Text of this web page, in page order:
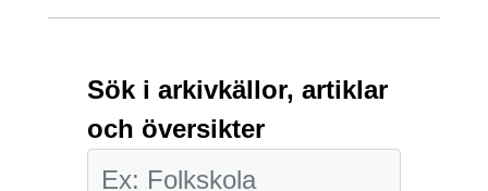
Sök i arkivkällor, artiklar
och översikter